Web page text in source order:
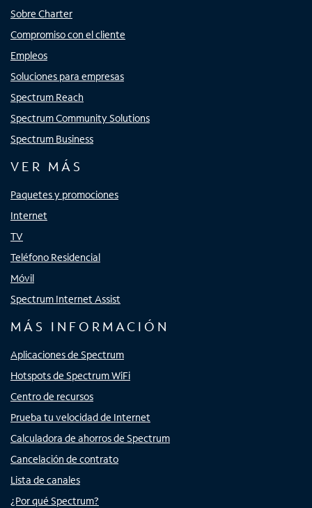
Sobre Charter
Compromiso con el cliente
Empleos
Soluciones para empresas
Spectrum Reach
Spectrum Community Solutions
Spectrum Business
VER MÁS
Paquetes y promociones
Internet
TV
Teléfono Residencial
Móvil
Spectrum Internet Assist
MÁS INFORMACIÓN
Aplicaciones de Spectrum
Hotspots de Spectrum WiFi
Centro de recursos
Prueba tu velocidad de Internet
Calculadora de ahorros de Spectrum
Cancelación de contrato
Lista de canales
¿Por qué Spectrum?